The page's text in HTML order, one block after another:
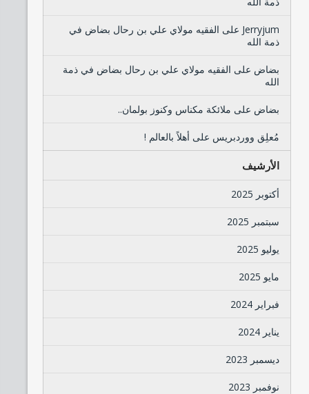
Jerryjum على الفقيه مولاي علي بن رحال بضاض في
ذمة الله
بضاض على الفقيه مولاي علي بن رحال بضاض في ذمة
الله
بضاض على ملائكة مكناس وكنوز بولمان..
مُعلِق ووردبريس على أهلاً بالعالم !
الأرشيف
أكتوبر 2025
سبتمبر 2025
يوليو 2025
مايو 2025
فبراير 2024
يناير 2024
ديسمبر 2023
نوفمبر 2023